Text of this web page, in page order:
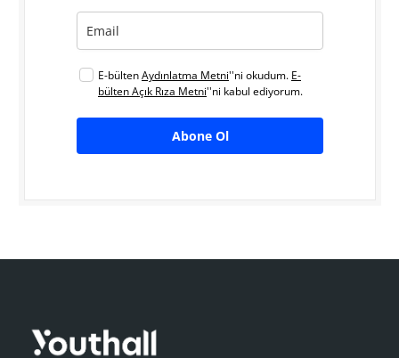
E-bültenAydınlatma Metni''ni okudum. E-
bülten Açık Rıza Metni''ni kabul ediyorum.
Abone Ol